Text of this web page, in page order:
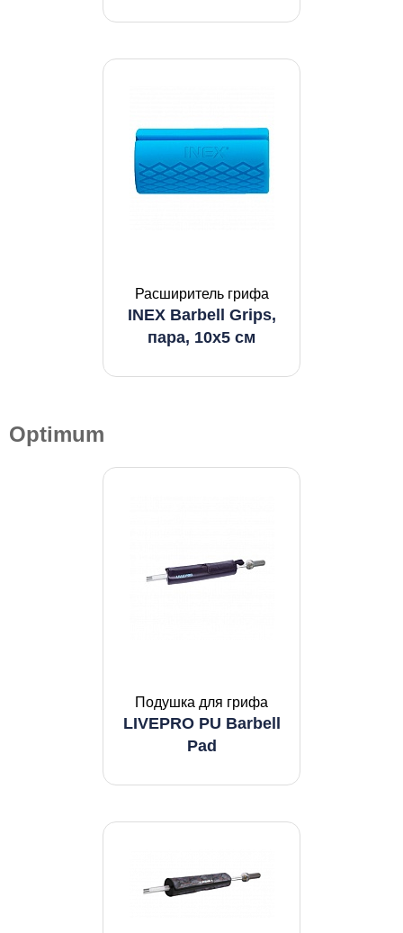
Расширитель грифа
INEX Barbell Grips,
пара, 10x5 см
Optimum
Подушка для грифа
LIVEPRO PU Barbell
Pad